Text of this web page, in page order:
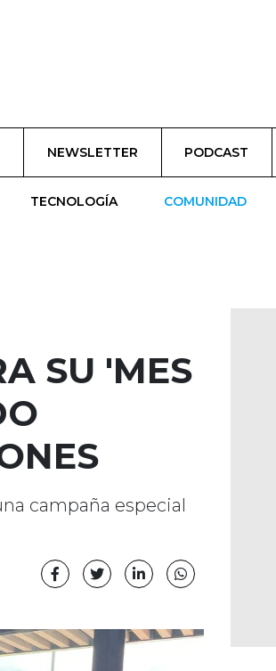
NEWSLETTER PODCAST
TECNOLOGÍA COMUNIDAD
SU 'MES
campaña especial